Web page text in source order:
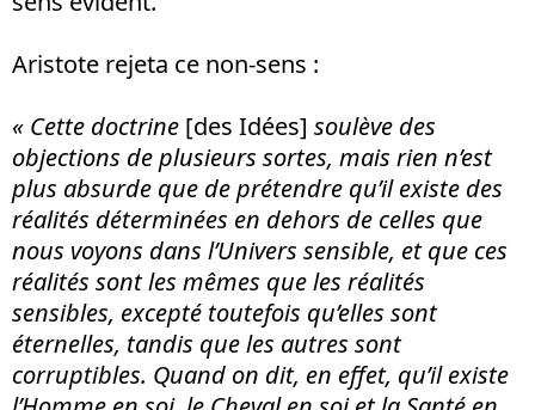
Aristote rejeta ce non-sens :
« Cette doctrine [des Idées] soulève des
objections de plusieurs sortes, mais rien n’est
plus absurde que de prétendre qu’il existe des
réalités déterminées en dehors de celles que
nous voyons dans l’Univers sensible, et que ces
réalités sont les mêmes que les réalités
sensibles, excepté toutefois qu’elles sont
éternelles, tandis que les autres sont
corruptibles. Quand on dit, en effet, qu’il existe